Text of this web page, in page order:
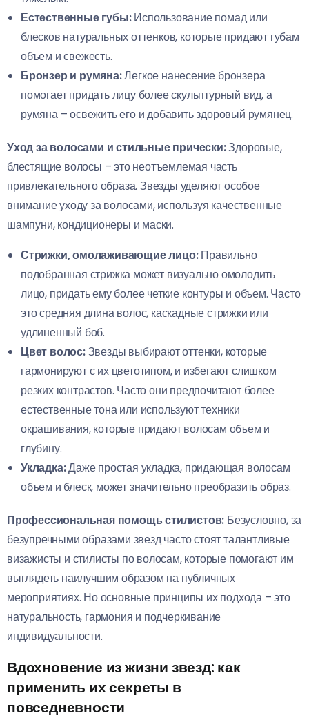
Естественные губы:Использование помад или
блесков натуральных оттенков, которые придают губам
объем и свежесть.
Бронзер и румяна:Легкое нанесение бронзера
помогает придать лицу более скульптурный вид, а
румяна – освежить его и добавить здоровый румянец.
Уход за волосами и стильные прически:Здоровые,
блестящие волосы – это неотъемлемая часть
привлекательного образа. Звезды уделяют особое
внимание уходу за волосами, используя качественные
шампуни, кондиционеры и маски.
Стрижки, омолаживающие лицо:Правильно
подобранная стрижка может визуально омолодить
лицо, придать ему более четкие контуры и объем. Часто
это средняя длина волос, каскадные стрижки или
удлиненный боб.
Цвет волос:Звезды выбирают оттенки, которые
гармонируют с их цветотипом, и избегают слишком
резких контрастов. Часто они предпочитают более
естественные тона или используют техники
окрашивания, которые придают волосам объем и
глубину.
Укладка:Даже простая укладка, придающая волосам
объем и блеск, может значительно преобразить образ.
Профессиональная помощь стилистов: Безусловно, за
безупречными образами звезд часто стоят талантливые
визажисты и стилисты по волосам, которые помогают им
выглядеть наилучшим образом на публичных
мероприятиях. Но основные принципы их подхода – это
натуральность, гармония и подчеркивание
индивидуальности.
Вдохновение из жизни звезд: как
применить их секреты в
повседневности